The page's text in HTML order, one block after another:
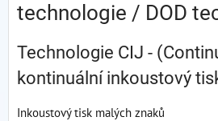
technologie / DOD
Technologie CIJ -
kontinuální inkoustový
Inkoustový tisk malých znaků